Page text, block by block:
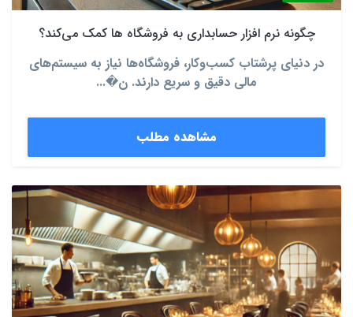
چگونه نرم‌ افزار حسابداری به فروشگاه‌ ها کمک می‌کند؟
در دنیای پرشتاب کسب‌وکار، فروشگاه‌ها نیاز به سیستم‌های
مالی دقیق و سریع دارند. ن�...
مشاهده مطلب